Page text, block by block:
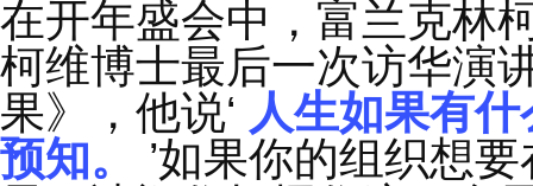
例如，“今天，是第一
上，因为贝佐斯希望
十家公司之一，他们